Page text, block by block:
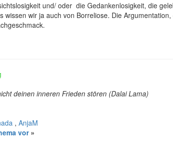
und/ oder die Gedankenlosigkeit, die
wissen wir ja auch von Borreliose. Die
deinen inneren Frieden stören (Dalai Lama)
, AnjaM
vor»